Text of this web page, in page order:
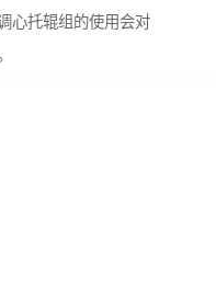
心托辊组的使用会对